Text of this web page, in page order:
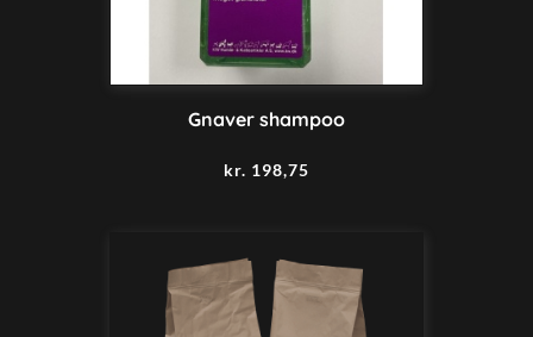
Gnaver shampoo
kr. 198,75